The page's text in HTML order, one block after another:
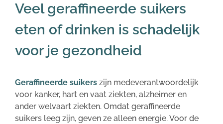
Veel geraffineerde suikers
eten of drinken is schadelijk
voor je gezondheid
Geraffineerde suikers zijn medeverantwoordelijk
voor kanker, hart en vaat ziekten, alzheimer en
ander welvaart ziekten. Omdat geraffineerde
suikers leeg zijn, geven ze alleen energie. Voor de